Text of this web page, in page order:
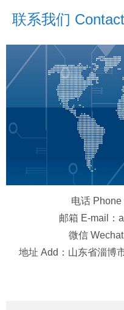
联系我们 Contact
电话
邮箱 E-mail：
微信
地址 Add：山东省淄博